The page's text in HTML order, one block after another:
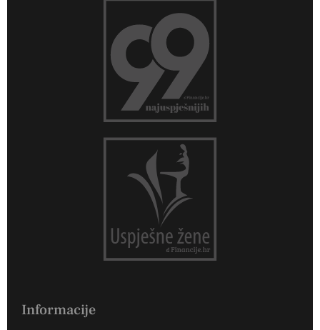
Informacije